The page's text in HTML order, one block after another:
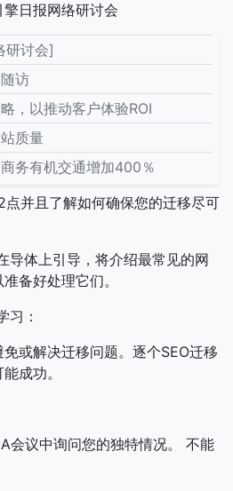
日报网络研讨会
研讨会]
访
，以推动客户体验ROI
质量
务有机交通增加400％
点并且了解如何确保您的迁移尽可
导体上引导，将介绍最常见的网
备好处理它们。
习：
或解决迁移问题。逐个SEO迁移
成功。
议中询问您的独特情况。
不能